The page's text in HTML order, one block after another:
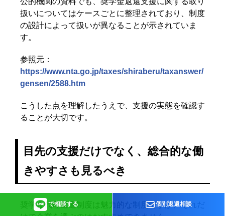
扱いについてはケースごとに整理されており、制度
の設計によって扱いが異なることが示されていま
す。
参照元：
https://www.nta.go.jp/taxes/shiraberu/taxanswer/
gensen/2588.htm
こうした点を理解したうえで、支援の実態を確認す
ることが大切です。
目先の支援だけでなく、総合的な働
きやすさも見るべき
奨学金代理返還制度は魅力的な制度ですが、それだ
で相談する 個別返還相談